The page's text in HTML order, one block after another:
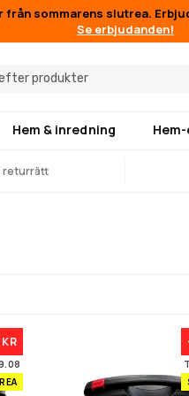
sommarens slutrea.
Se erbjudanden!
Hem & inredning
returrätt